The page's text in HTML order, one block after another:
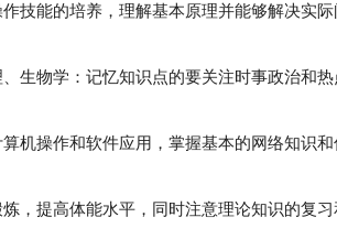
能的培养，理解基本原理并能够解决实际
物学：记忆知识点的要关注时事政治和热
操作和软件应用，掌握基本的网络知识和
提高体能水平，同时注意理论知识的复习